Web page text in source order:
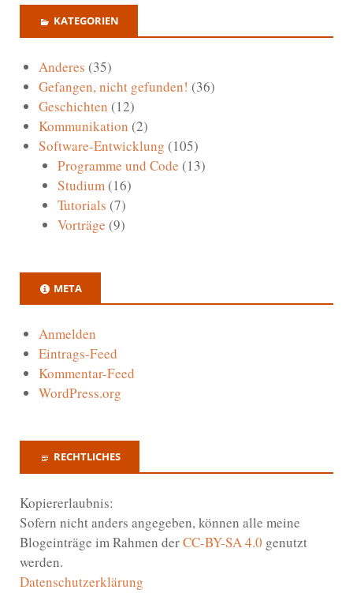
KATEGORIEN
Anderes (35)
Gefangen, nicht gefunden! (36)
Geschichten (12)
Kommunikation (2)
Software-Entwicklung (105)
Programme und Code (13)
Studium(16)
Tutorials (7)
Vorträge (9)
META
Anmelden
Eintrags-Feed
Kommentar-Feed
WordPress.org
RECHTLICHES
Kopiererlaubnis:
Sofern nicht anders angegeben, können alle meine
Blogeinträge im Rahmen derCC-BY-SA 4.0 genutzt
werden.
Datenschutzerklärung